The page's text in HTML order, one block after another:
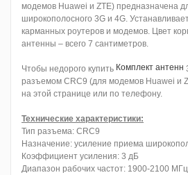
модемов Huawei и ZTE) предназначена
широкополосного 3G и 4G.
карманных роутеров и модемов. Цвет
антенны – всего 7 сантиметров.
Чтобы недорого купить Комплект антенн
разъемом CRC9 (для модемов Huawei и
на этой странице или по телефону.
Технические характеристики:
Тип разъема: CRC9
Назначение: усиление приема
Коэффициент усиления: 3 дБ
Диапазон рабочих частот: 1900-2100 МГц